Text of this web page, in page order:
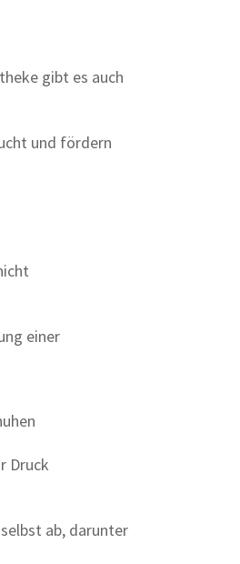
gibt es auch
und fördern
einer
Druck
ab, darunter